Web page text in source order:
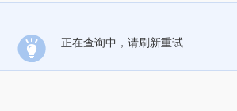
正在查询中，请刷新重试